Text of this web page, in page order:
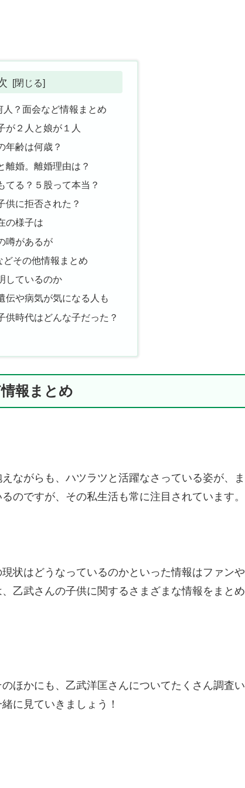
？面会など情報まとめ
が２人と娘が１人
年齢は何歳？
離婚。離婚理由は？
てる？５股って本当？
供に拒否された？
の様子は
噂があるが
その他情報まとめ
しているのか
伝や病気が気になる人も
供時代はどんな子だった？
報まとめ
ながらも、ハツラツと活躍なさっている姿が、ま
のですが、その私生活も常に注目されています。
状はどうなっているのかといった情報はファンや
乙武さんの子供に関するさまざまな情報をまとめ
ほかにも、乙武洋匡さんについてたくさん調査い
一緒に見ていきましょう！